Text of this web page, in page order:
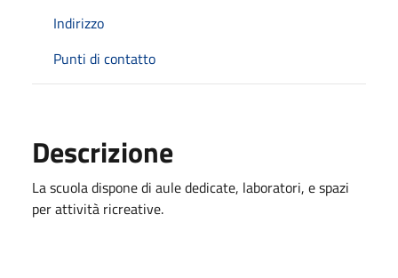
Indirizzo
Punti di contatto
Descrizione
La scuola dispone di aule dedicate, laboratori, e spazi
per attività ricreative.